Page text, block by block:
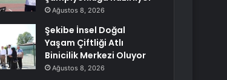
Ağustos 8, 2026
Şekibe İnsel Doğal
Yaşam Çiftliği Atlı
Binicilik Merkezi Oluyor
Ağustos 8, 2026